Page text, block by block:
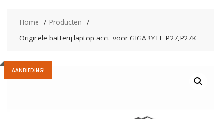
Home
Producten
Originele batterij laptop accu voor GIGABYTE P27,P27K
AANBIEDING!